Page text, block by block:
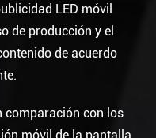
LED móvil
de producción y el
de acuerdo
comparación con los
móvil de la pantalla